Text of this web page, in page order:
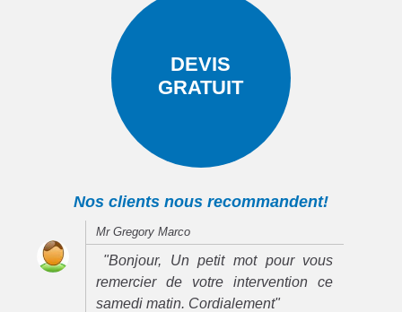
DEVIS
GRATUIT
Nos clients nous recommandent!
Mr Gregory Marco
"Bonjour, Un petit mot pour vous
remercier de votre intervention ce
samedi matin. Cordialement"